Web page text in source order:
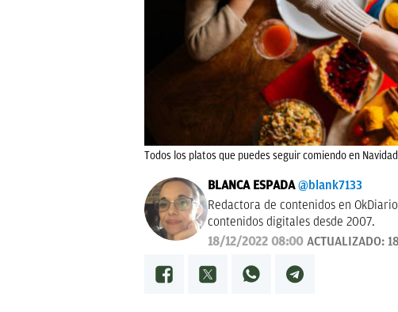
Todos los platos que puedes seguir comiendo en Navidad
BLANCA ESPADA @blank7133
Redactora de contenidos en
contenidos digitales desde 2007.
18/12/2022 08:00 ACTUALIZADO: